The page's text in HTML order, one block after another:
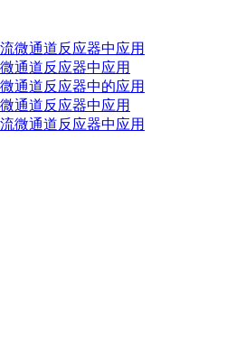
微通道反应器中应用
通道反应器中应用
通道反应器中的应用
通道反应器中应用
微通道反应器中应用